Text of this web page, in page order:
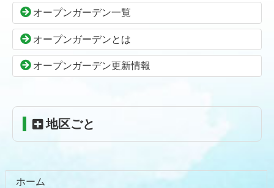
本
文
先
へ
る
頭
へ
る
オープンガーデン一覧
オープンガーデンとは
オープンガーデン更新情報
地区ごと
ホーム